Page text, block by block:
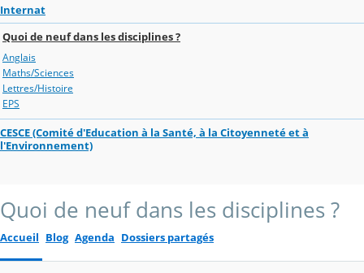
Internat
Quoi de neuf dans les disciplines ?
Anglais
Maths/Sciences
Lettres/Histoire
EPS
CESCE (Comité d'Education à la Santé, à la Citoyenneté et à
l'Environnement)
Quoi de neuf dans les disciplines ?
Accueil Blog Agenda Dossiers partagés